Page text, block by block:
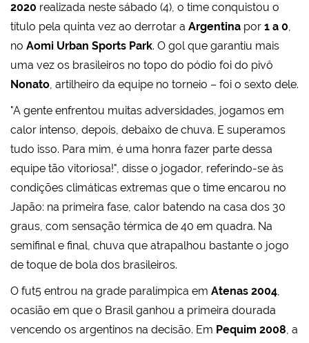
2020 realizada neste sábado (4), o time conquistou o
título pela quinta vez ao derrotar a Argentina por 1 a 0,
no Aomi Urban Sports Park. O gol que garantiu mais
uma vez os brasileiros no topo do pódio foi do pivô
Nonato, artilheiro da equipe no torneio – foi o sexto dele.
"A gente enfrentou muitas adversidades, jogamos em
calor intenso, depois, debaixo de chuva. E superamos
tudo isso. Para mim, é uma honra fazer parte dessa
equipe tão vitoriosa!", disse o jogador, referindo-se às
condições climáticas extremas que o time encarou no
Japão: na primeira fase, calor batendo na casa dos 30
graus, com sensação térmica de 40 em quadra. Na
semifinal e final, chuva que atrapalhou bastante o jogo
de toque de bola dos brasileiros.
O fut5 entrou na grade paralímpica em Atenas 2004,
ocasião em que o Brasil ganhou a primeira dourada
vencendo os argentinos na decisão. Em Pequim 2008, a